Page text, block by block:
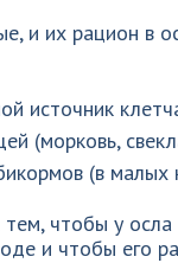
и их рацион в
источник
(морковь,
(в малых
чтобы у осла
и чтобы его